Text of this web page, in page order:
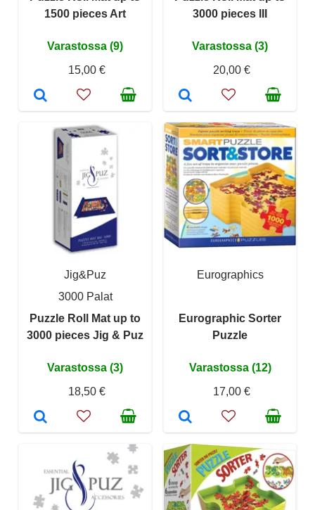
1500 pieces Art
Varastossa (9)
15,00 €
3000 pieces III
Varastossa (3)
20,00 €
Jig&Puz
3000 Palat
Puzzle Roll Mat up to
3000 pieces Jig & Puz
Varastossa (3)
18,50 €
Eurographics
Eurographic Sorter
Puzzle
Varastossa (12)
17,00 €